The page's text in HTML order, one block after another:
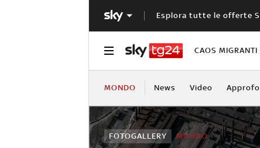
Esplora tutte le offerte
CAOS MIGRANTI
MONDO News Video
MONDO
FOTOGALLERY